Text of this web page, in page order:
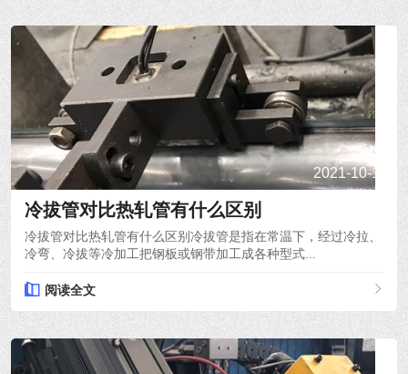
2021-10-15
冷拔管对比热轧管有什么区别
冷拔管对比热轧管有什么区别冷拔管是指在常温下，经过冷拉、
冷弯、冷拔等冷加工把钢板或钢带加工成各种型式...
阅读全文